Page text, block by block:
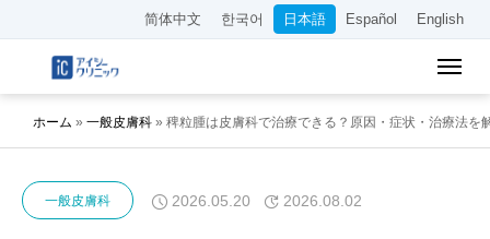
简体中文 한국어 日本語 Español English
ホーム » 一般皮膚科 » 稗粒腫は皮膚科で治療できる？原因・症状・治療法を
一般皮膚科 2026.05.20 2026.08.02